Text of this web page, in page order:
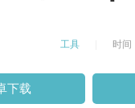
工具 时间
下载